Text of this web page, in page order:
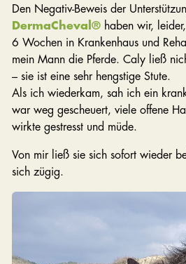
Den Negativ-Beweis der
DermaCheval®haben wir,
6 Wochen in Krankenhaus und
mein Mann die Pferde. Caly ließ
– sie ist eine sehr hengstige Stute.
Als ich wiederkam, sah ich ein
war weg gescheuert, viele offene
wirkte gestresst und müde.
Von mir ließ sie sich sofort wieder
sich zügig.